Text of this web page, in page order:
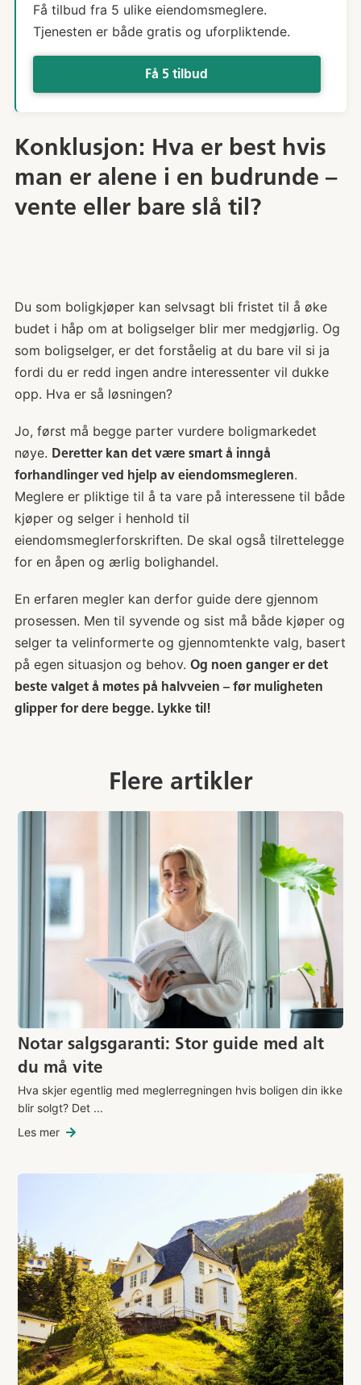
Få tilbud fra 5 ulike eiendomsmeglere.
Tjenesten er både gratis og uforpliktende.
Få 5 tilbud
Konklusjon: Hva er best hvis
man er alene i en budrunde –
vente eller bare slå til?
Du som boligkjøper kan selvsagt bli fristet til å øke
budet i håp om at boligselger blir mer medgjørlig. Og
som boligselger, er det forståelig at du bare vil si ja
fordi du er redd ingen andre interessenter vil dukke
opp. Hva er så løsningen?
Jo, først må begge parter vurdere boligmarkedet
nøye. Deretter kan det være smart å inngå
forhandlinger ved hjelp av eiendomsmegleren.
Meglere er pliktige til å ta vare på interessene til både
kjøper og selger i henhold til
eiendomsmeglerforskriften. De skal også tilrettelegge
for en åpen og ærlig bolighandel.
En erfaren megler kan derfor guide dere gjennom
prosessen. Men til syvende og sist må både kjøper og
selger ta velinformerte og gjennomtenkte valg, basert
på egen situasjon og behov. Og noen ganger er det
beste valget å møtes på halvveien – før muligheten
glipper for dere begge. Lykke til!
Flere artikler
Notar salgsgaranti: Stor guide med alt
du må vite
Hva skjer egentlig med meglerregningen hvis boligen din ikke
blir solgt? Det ...
Les mer